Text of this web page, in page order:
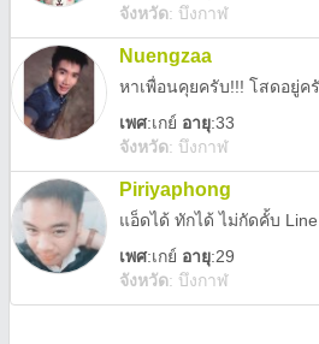
จังหวัด: บึงกาฬ
Nuengzaa
หาเพื่อนคุยครับ!!! โสดอยู่ค
เพศ:เกย์ อายุ:33
จังหวัด: บึงกาฬ
Piriyaphong
เพศ:เกย์ อายุ:29
จังหวัด: บึงกาฬ